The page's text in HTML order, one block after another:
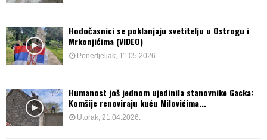
Hodočasnici se poklanjaju svetitelju u Ostrogu i
Mrkonjićima (VIDEO)
Ponedjeljak, 11.05.2026.
Humanost još jednom ujedinila stanovnike Gacka:
Komšije renoviraju kuću Milovićima...
Utorak, 21.04.2026.